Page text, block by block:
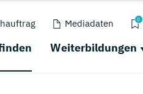
Mediadaten 0
Weiterbildungen